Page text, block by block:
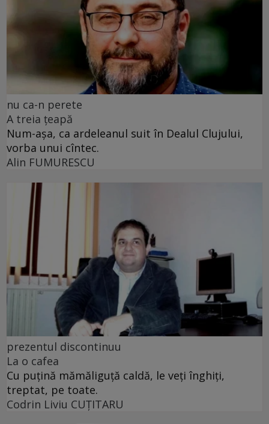
nu ca-n perete
A treia țeapă
Num-așa, ca ardeleanul suit în Dealul Clujului,
vorba unui cîntec.
Alin FUMURESCU
prezentul discontinuu
La o cafea
Cu puţină mămăliguţă caldă, le veţi înghiţi,
treptat, pe toate.
Codrin Liviu CUŢITARU